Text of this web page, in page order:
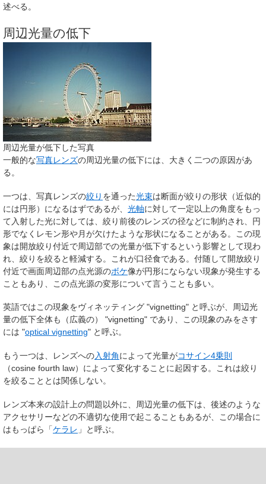
述べる。
周辺光量の低下
周辺光量が低下した写真
一般的な写真レンズの周辺光量の低下には、大きく二つの原因があ
る。
一つは、写真レンズの絞り を通った光束は断面が絞りの形状（近似的
には円形）になるはずであるが、 光軸に対して一定以上の角度をもっ
て入射した光に対しては、絞り前後のレンズの径などに制約され、円
形でなくレモン形や月が欠けたような形状になることがある。この現
象は開放絞り付近で周辺部での光量が低下するという影響として現わ
れ、絞りを絞ると軽減する。これが口径食である。付随して開放絞り
付近で画面周辺部の点光源のボケ像が円形にならない現象が発生する
こともあり、この点光源の変形について言うことも多い。
英語ではこの現象をヴィネッティング "vignetting" と呼ぶが、周辺光
量の低下全体も（広義の） "vignetting" であり、この現象のみをさす
には "optical vignetting" と呼ぶ。
もう一つは、レンズへの入射角によって光量がコサイン4乗則
（cosine fourth law）によって変化することに起因する。これは絞り
を絞ることとは関係しない。
レンズ本来の設計上の問題以外に、周辺光量の低下は、後述のような
アクセサリーなどの不適切な使用で起こることもあるが、この場合に
はもっぱら「ケラレ 」と呼ぶ。